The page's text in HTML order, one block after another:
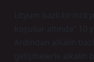
Lityum bazlı
koşullar altında” 10
Ardından alkalin
gelişmelerle alkalin